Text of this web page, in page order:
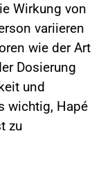
Wirkung von
variieren
wie der Art
Dosierung
und
wichtig, Hapé
zu